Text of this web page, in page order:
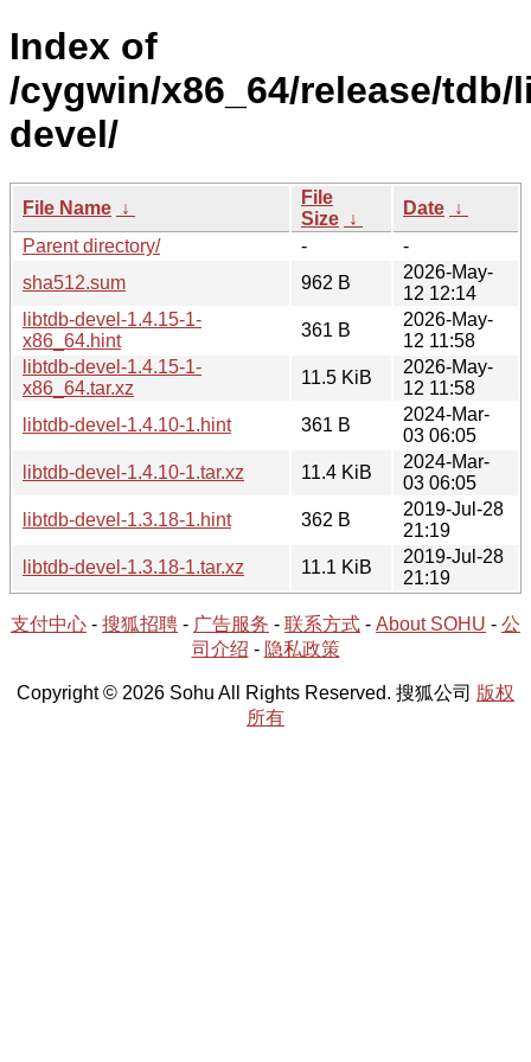
Index of
/cygwin/x86_64/release/tdb/
devel/
File Name ↓
File
Size ↓
Date ↓
Parent directory/
-
-
sha512.sum
962 B
2026-May-
12 12:14
libtdb-devel-1.4.15-1-
x86_64.hint
361 B
2026-May-
12 11:58
libtdb-devel-1.4.15-1-
x86_64.tar.xz
11.5 KiB
2026-May-
12 11:58
libtdb-devel-1.4.10-1.hint
361 B
2024-Mar-
03 06:05
libtdb-devel-1.4.10-1.tar.xz
11.4 KiB
2024-Mar-
03 06:05
libtdb-devel-1.3.18-1.hint
362 B
2019-Jul-28
21:19
libtdb-devel-1.3.18-1.tar.xz
11.1 KiB
2019-Jul-28
21:19
支付中心 - 搜狐招聘 - 广告服务 - 联系方式 - About SOHU - 公
司介绍 - 隐私政策
Copyright © 2026 Sohu All Rights Reserved. 搜狐公司 版权
所有